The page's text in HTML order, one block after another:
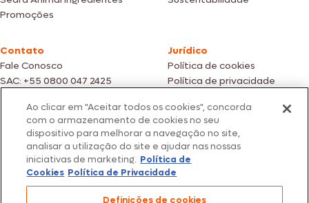
Promoções
Contato
Fale Conosco
SAC: +55 0800 047 2425
Jurídico
Política de cookies
Política de privacidade
Fotos meramente ilustrativas | Ofertas válidas enquanto durarem os
estoques dos nossos parceiros | Vendas sujeitas a análise e confirmação
de dados.
Os preços, promoções e condições de pagamento são válidos
exclusivamente para compras efetuadas em nossos parceiros.
Todos os produtos estão sujeitos a disponibilidade de estoque.
Ao clicar em "Aceitar todos os cookies", concorda
com o armazenamento de cookies no seu
dispositivo para melhorar a navegação no site,
analisar a utilização do site e ajudar nas nossas
iniciativas de marketing. Política de
Cookies Política de Privacidade
Definições de cookies